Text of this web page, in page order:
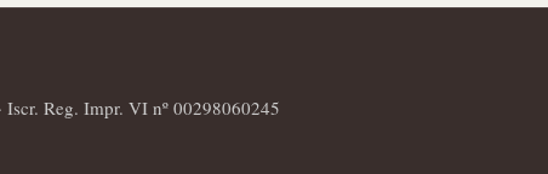
Reg. Impr. VI nº 00298060245